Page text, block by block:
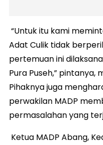
“Untuk itu kami
Adat Culik tidak
pertemuan ini
Pura Puseh,” pintanya,
Pihaknya juga
perwakilan MADP
permasalahan yang
Ketua MADP Abang,